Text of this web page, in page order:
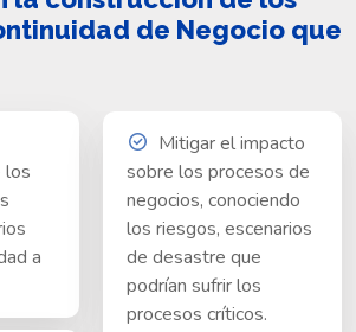
de Negocio que
los
a
Mitigar el impacto
sobre los procesos de
negocios, conociendo
los riesgos, escenarios
de desastre que
podrían sufrir los
procesos críticos.